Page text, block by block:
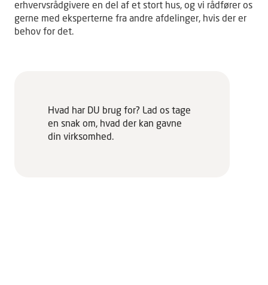
erhvervsrådgivere en del af et stort hus, og vi rådfører os
gerne med eksperterne fra andre afdelinger, hvis der er
behov for det.
Hvad har DU brug for? Lad os tage
en snak om, hvad der kan gavne
din virksomhed.